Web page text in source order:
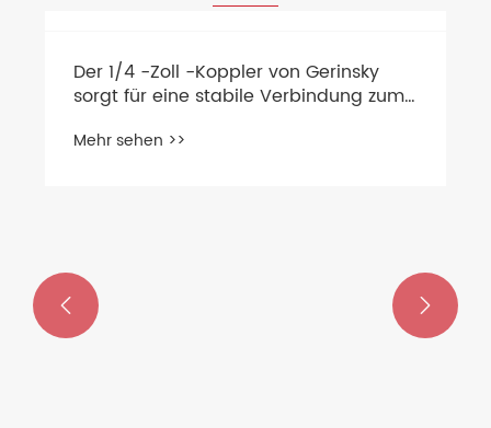
Der 1/4 -Zoll -Koppler von Gerinsky
sorgt für eine stabile Verbindung zum
Mehr sehen >>
 